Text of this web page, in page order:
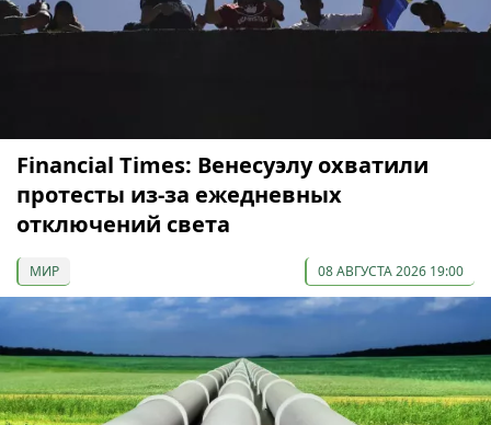
Financial Times: Венесуэлу охватили
протесты из-за ежедневных
отключений света
МИР 08 АВГУСТА 2026 19:00